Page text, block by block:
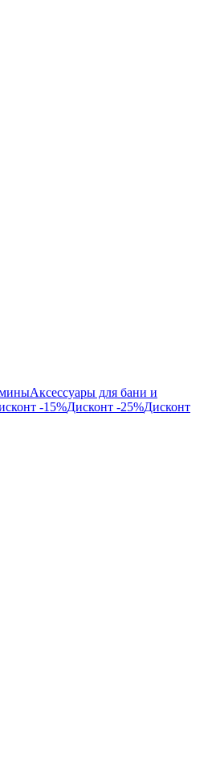
Аксессуары для бани и
-15%Дисконт -25%Дисконт